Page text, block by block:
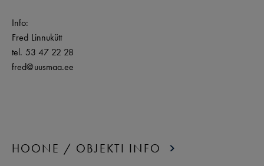
Info:
Fred Linnukütt
tel. 53 47 22 28
fred@uusmaa.ee
HOONE / OBJEKTI INFO